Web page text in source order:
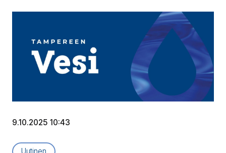
9.10.2025 10:43
Artikkelityyppi:
Uutinen